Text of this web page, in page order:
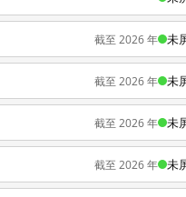
截至 2026 年 未
截至 2026 年 未
截至 2026 年 未
截至 2026 年 未